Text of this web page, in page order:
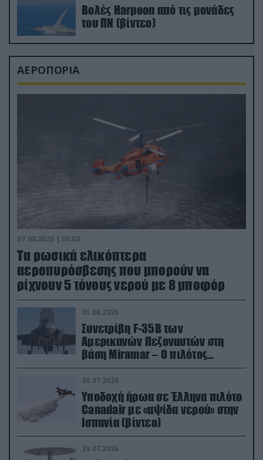
Βολές Harpoon από τις μονάδες
του ΠΝ (βίντεο)
ΑΕΡΟΠΟΡΙΑ
07.08.2026 | 00:02
Τα ρωσικά ελικόπτερα
αεροπυρόσβεσης που μπορούν να
ρίχνουν 5 τόνους νερού με 8 μποφόρ
01.08.2026
Συνετρίβη F-35B των
Αμερικανών Πεζοναυτών στη
βάση Miramar – Ο πιλότος
εκτινάχθηκε εγκαίρως
30.07.2026
Υποδοχή ήρωα σε Έλληνα πιλότο
Canadair με «αψίδα νερού» στην
Ισπανία (βίντεο)
29.07.2026